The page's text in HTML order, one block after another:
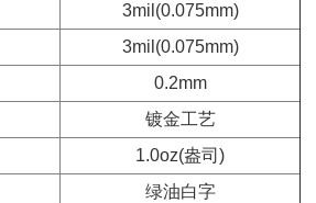
3mil(0.075mm)
3mil(0.075mm)
0.2mm
镀金工艺
1.0oz(盎司)
绿油白字